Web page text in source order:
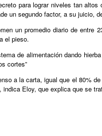
para lograr niveles tan
un segundo factor, a su juicio,
un promedio diario de
el pieso.
de alimentación dando
cortes”
a la carta, igual que el 80%
indica Eloy, que explica que se